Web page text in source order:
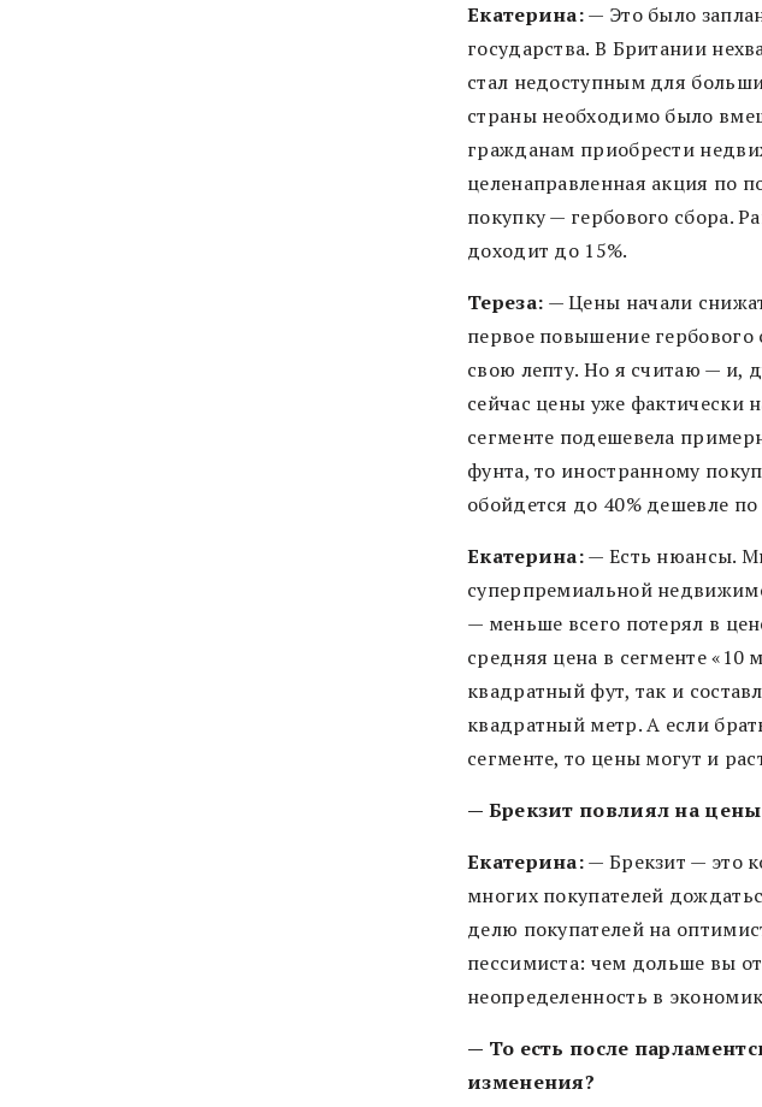
Екатерина:— Это было
государства. В Британии
стал недоступным для
страны необходимо было
гражданам приобрести
целенаправленная акция по
покупку — гербового сбора.
доходит до 15%.
Тереза: — Цены начали
первое повышение гербового
свою лепту. Но я считаю — и,
сейчас цены уже
сегменте подешевела
фунта, то иностранному
обойдется до 40% дешевле
Екатерина:— Есть нюансы.
суперпремиальной
— меньше всего потерял в
средняя цена в сегменте «10
квадратный фут, так и
квадратный метр. А если
сегменте, то цены могут и
— Брекзит повлиял на цены
Екатерина:— Брекзит — это
многих покупателей
делю покупателей на
пессимиста: чем дольше вы
неопределенность в
— То есть после
изменения?